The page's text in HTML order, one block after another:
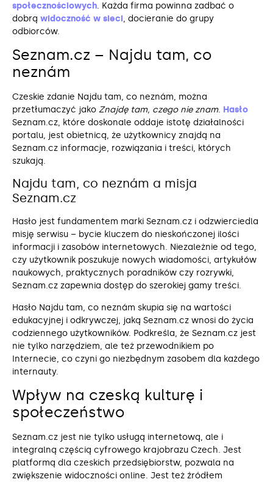
społecznościowych. Każda firma powinna zadbać o
dobrą widoczność w sieci, docieranie do grupy
odbiorców.
Seznam.cz – Najdu tam, co
neznám
Czeskie zdanie Najdu tam, co neznám, można
przetłumaczyć jako Znajdę tam, czego nie znam. Hasło
Seznam.cz, które doskonale oddaje istotę działalności
portalu, jest obietnicą, że użytkownicy znajdą na
Seznam.cz informacje, rozwiązania i treści, których
szukają.
Najdu tam, co neznám a misja
Seznam.cz
Hasło jest fundamentem marki Seznam.cz i odzwierciedla
misję serwisu – bycie kluczem do nieskończonej ilości
informacji i zasobów internetowych. Niezależnie od tego,
czy użytkownik poszukuje nowych wiadomości, artykułów
naukowych, praktycznych poradników czy rozrywki,
Seznam.cz zapewnia dostęp do szerokiej gamy treści.
Hasło Najdu tam, co neznám skupia się na wartości
edukacyjnej i odkrywczej, jaką Seznam.cz wnosi do życia
codziennego użytkowników. Podkreśla, że Seznam.cz jest
nie tylko narzędziem, ale też przewodnikiem po
Internecie, co czyni go niezbędnym zasobem dla każdego
internauty.
Wpływ na czeską kulturę i
społeczeństwo
Seznam.cz jest nie tylko usługą internetową, ale i
integralną częścią cyfrowego krajobrazu Czech. Jest
platformą dla czeskich przedsiębiorstw, pozwala na
zwiększenie widoczności online. Jest też źródłem